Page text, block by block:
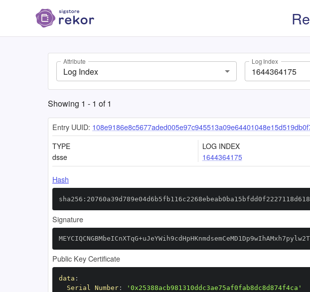
Attribute
Log Index
Log Index
Showing 1 - 1 of1
Entry UUID:
TYPE
dsse
LOG INDEX
1644364175
Hash
Signature
Public Key Certificate
data :
Serial Number:
'0x25388acb981310ddc3ae75af0fab8dc8d874f4ca'